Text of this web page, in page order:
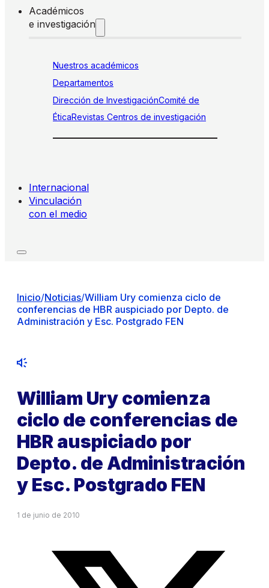
Académicos
e investigación
Nuestros académicos
Departamentos
Dirección de InvestigaciónComité de
ÉticaRevistas Centros de investigación
Internacional
Vinculación
con el medio
Inicio/Noticias/William Ury comienza ciclo de
conferencias de HBR auspiciado por Depto. de
Administración y Esc. Postgrado FEN
William Ury comienza
ciclo de conferencias de
HBR auspiciado por
Depto. de Administración
y Esc. Postgrado FEN
1 de junio de 2010